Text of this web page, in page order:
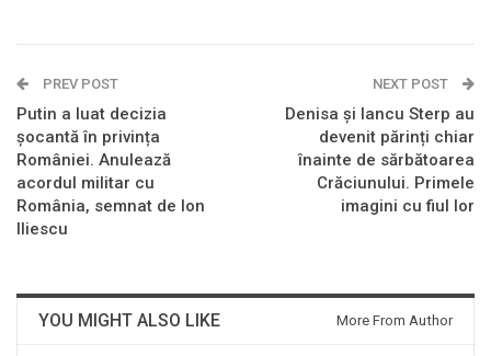
PREV POST
Putin a luat decizia
șocantă în privința
României. Anulează
acordul militar cu
România, semnat de Ion
Iliescu
NEXT POST
Denisa și Iancu Sterp au
devenit părinți chiar
înainte de sărbătoarea
Crăciunului. Primele
imagini cu fiul lor
YOU MIGHT ALSO LIKE More From Author